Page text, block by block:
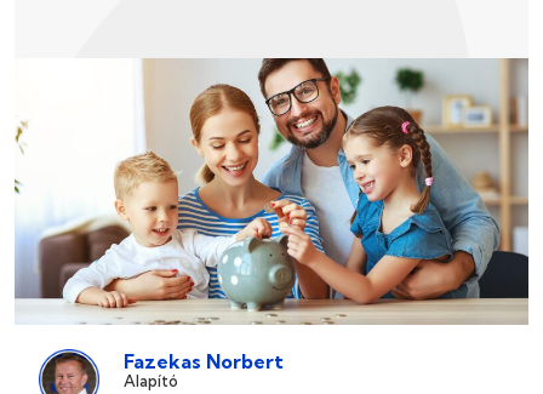
Fazekas Norbert
Alapító